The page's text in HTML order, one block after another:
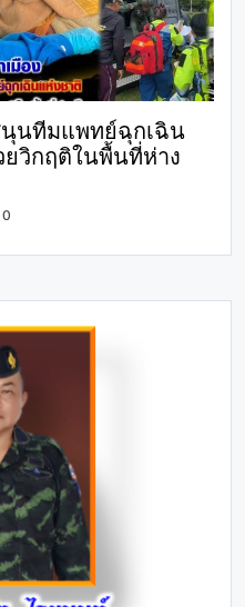
นุนทีมแพทย์ฉุกเฉิน
วิกฤติในพื้นที่ห่าง
0